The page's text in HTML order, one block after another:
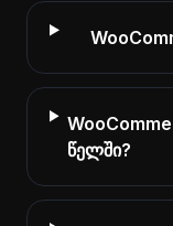
წელში?